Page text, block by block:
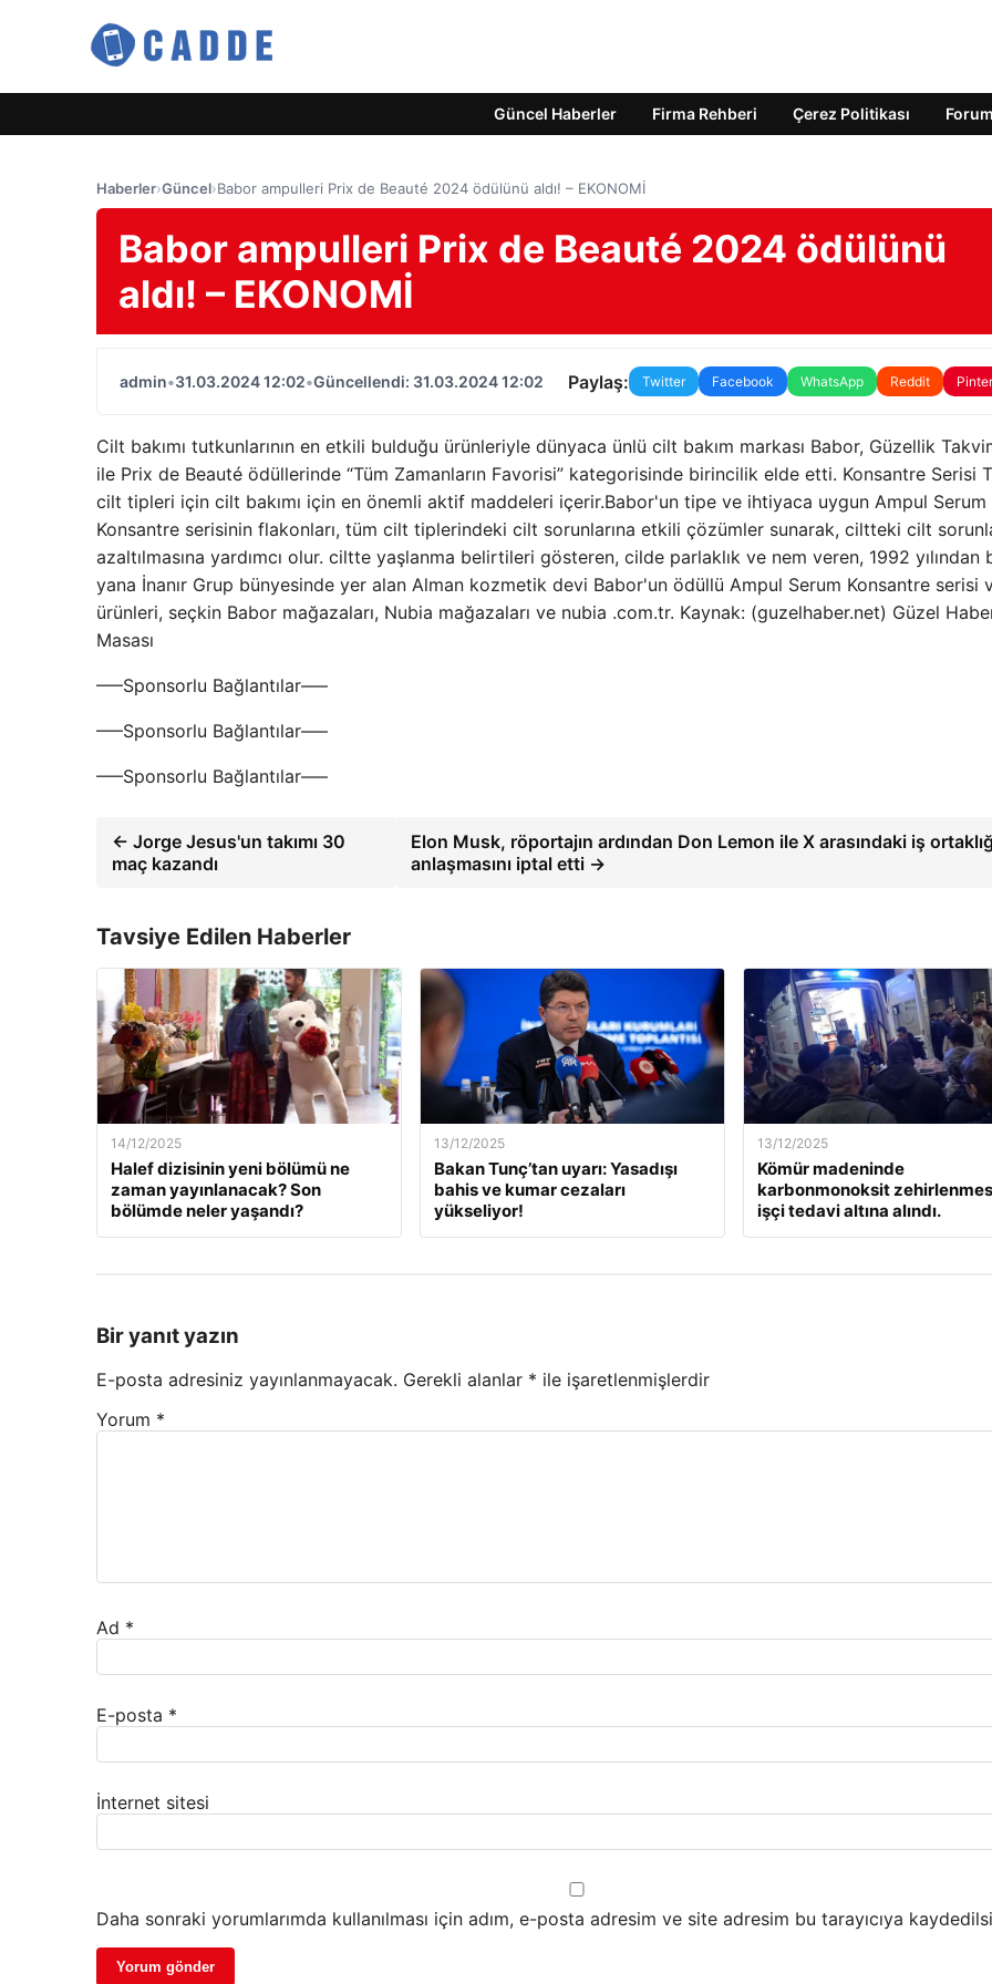
Güncel Haberler Firma Rehberi Çerez Politikası Forum
Haberler›Güncel›Babor ampulleri Prix de Beauté 2024 ödülünü aldı! – EKONOMİ
Babor ampulleri Prix de Beauté 2024 ödülünü
aldı! – EKONOMİ
admin•31.03.2024 12:02•Güncellendi: 31.03.2024 12:02 Paylaş: Twitter Facebook WhatsApp Reddit
Cilt bakımı tutkunlarının en etkili bulduğu ürünleriyle dünyaca ünlü cilt bakım markası Babor, Güzellik
ile Prix de Beauté ödüllerinde “Tüm Zamanların Favorisi” kategorisinde birincilik elde etti. Konsantre Serisi
cilt tipleri için cilt bakımı için en önemli aktif maddeleri içerir.Babor'un tipe ve ihtiyaca uygun Ampul Serum
Konsantre serisinin flakonları, tüm cilt tiplerindeki cilt sorunlarına etkili çözümler sunarak, ciltteki cilt
azaltılmasına yardımcı olur. ciltte yaşlanma belirtileri gösteren, cilde parlaklık ve nem veren, 1992 yılından
yana İnanır Grup bünyesinde yer alan Alman kozmetik devi Babor'un ödüllü Ampul Serum Konsantre serisi
ürünleri, seçkin Babor mağazaları, Nubia mağazaları ve nubia .com.tr. Kaynak: (guzelhaber.net) Güzel
Masası
—–Sponsorlu Bağlantılar—–
—–Sponsorlu Bağlantılar—–
—–Sponsorlu Bağlantılar—–
← Jorge Jesus'un takımı 30
maç kazandı
Elon Musk, röportajın ardından Don Lemon ile X arasındaki iş
anlaşmasını iptal etti →
Tavsiye Edilen Haberler
14/12/2025
Halef dizisinin yeni bölümü ne
zaman yayınlanacak? Son
bölümde neler yaşandı?
13/12/2025
Bakan Tunç’tan uyarı: Yasadışı
bahis ve kumar cezaları
yükseliyor!
13/12/2025
Kömür madeninde
karbonmonoksit
işçi tedavi altına alındı.
Bir yanıt yazın
E-posta adresiniz yayınlanmayacak. Gerekli alanlar * ile işaretlenmişlerdir
Yorum *
Ad *
E-posta *
İnternet sitesi
Daha sonraki yorumlarımda kullanılması için adım, e-posta adresim ve site adresim bu tarayıcıya